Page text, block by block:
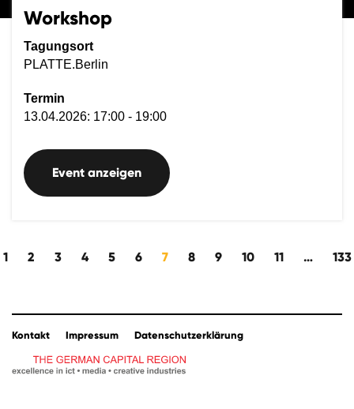
Workshop
Tagungsort
PLATTE.Berlin
Termin
13.04.2026: 17:00 - 19:00
Event anzeigen
rückwärts
1 2 3 4 5 6 7 8 9 10 11 … 133
Kontakt Impressum Datenschutzerklärung